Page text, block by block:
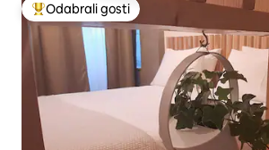
Među najviše rangiranima s oznakom
Odabrali gosti